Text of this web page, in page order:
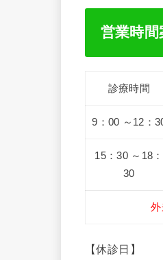
営業時間
診療時間
9：00 ～12：
15：30 ～18：
30
外
【休診日】